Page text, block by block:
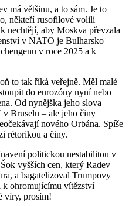
má většinu, a to sám. Je to
někteří rusofilové volili
nechtějí, aby Moskva převzala
v NATO je Bulharsko
v roce 2025 a k
to tak říká veřejně. Měl malé
do eurozóny nyní nebo
Od nynějška jeho slova
Bruselu – ale jeho činy
nového Orbána. Spíše
rétorikou a činy.
politickou nestabilitou v
vyšších cen, který Radev
a bagatelizoval Trumpovy
k ohromujícímu vítězství
víry, prosím!